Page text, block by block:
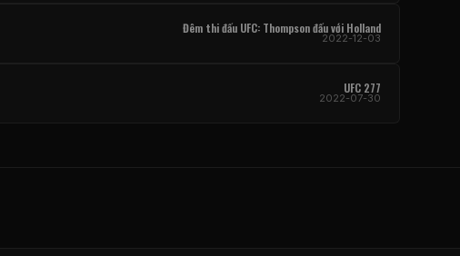
Đêm thi đấu UFC: Thompson đấu với Holland
2022-12-03
UFC 277
2022-07-30